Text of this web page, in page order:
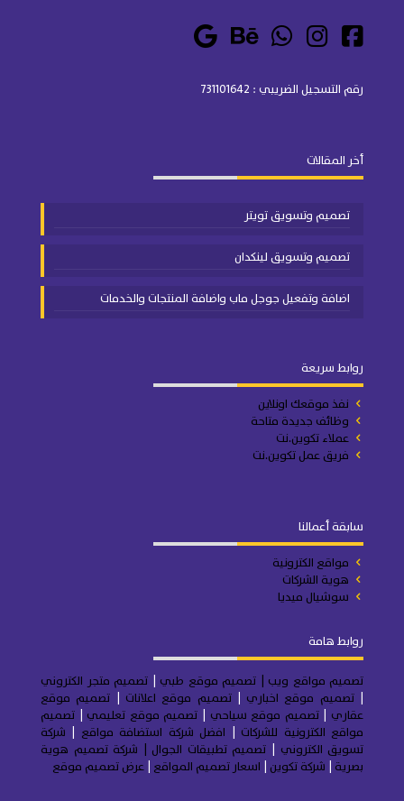
رقم التسجيل الضريبي : 731101642
أخر المقالات
تصميم وتسويق تويتر
تصميم وتسويق لينكدان
اضافة وتفعيل جوجل ماب واضافة المنتجات والخدمات
روابط سريعة
نفذ موقعك اونلاين
وظائف جديدة متاحة
عملاء تكوين.نت
فريق عمل تكوين.نت
سابقة أعمالنا
مواقع الكترونية
هوية الشركات
سوشيال ميديا
روابط هامة
تصميم مواقع ويب | تصميم موقع طبي | تصميم متجر الكتروني
|تصميم موقع اخباري |تصميم موقع اعلانات | تصميم موقع
عقاري |تصميم موقع سياحي | تصميم موقع تعليمي | تصميم
مواقع الكترونية للشركات | افضل شركة استضافة مواقع | شركة
تسويق الكتروني | تصميم تطبيقات الجوال | شركة تصميم هوية
بصرية | شركة تكوين | اسعار تصميم المواقع |عرض تصميم موقع